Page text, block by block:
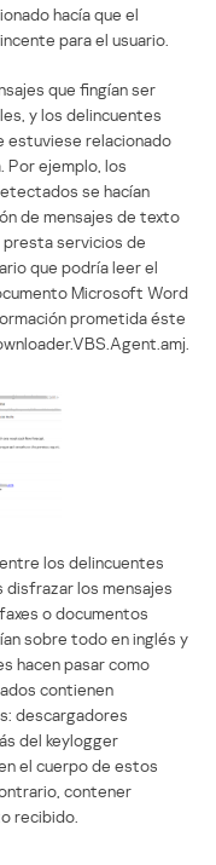
hacía que el
para el usuario.
que fingían ser
y los delincuentes
estuviese relacionado
Por ejemplo, los
se hacían
de mensajes de texto
presta servicios de
que podría leer el
Microsoft Word
prometida éste
los delincuentes
disfrazar los mensajes
o documentos
sobre todo en inglés y
hacen pasar como
contienen
descargadores
del keylogger
el cuerpo de estos
contener
recibido.